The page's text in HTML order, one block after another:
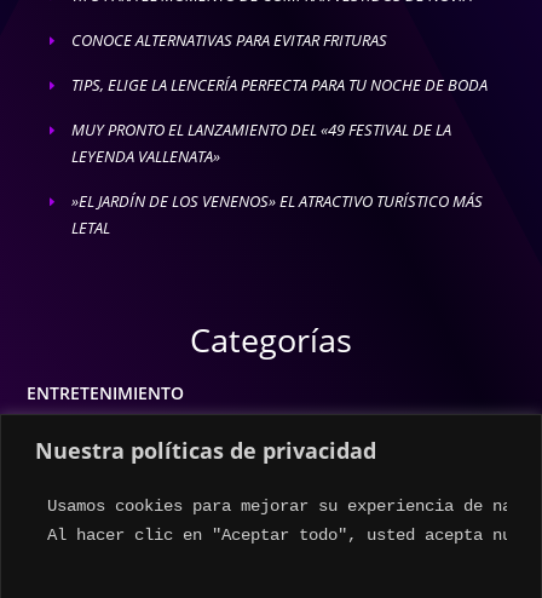
Nuestra políticas de privacidad
Usamos cookies para mejorar su experiencia de
Al hacer clic en "Aceptar todo", usted acepta
E CONOCE ALTERNATIVAS PARA EVITAR FRITURAS
E TIPS, ELIGE LA LENCERÍA PERFECTA PARA TU NOCHE DE BODA
E
MUY PRONTO EL LANZAMIENTO DEL «49 FESTIVAL DE LA
LEYENDA VALLENATA»
E
»EL JARDÍN DE LOS VENENOS» EL ATRACTIVO TURÍSTICO MÁS
LETAL
Categorías
ENTRETENIMIENTO
ESTILO DE VIDA